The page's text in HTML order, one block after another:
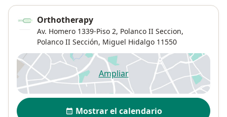
Orthotherapy
Av. Homero 1339-Piso 2, Polanco II Seccion,
Polanco II Sección, Miguel Hidalgo 11550
Ampliarse abre en una nueva
Disponibilidad
Mostrar el calendario